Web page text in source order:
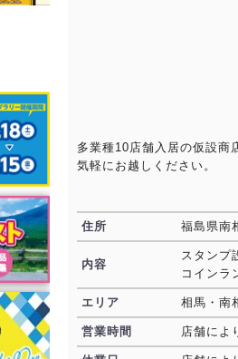
多業種10店舗入居の仮設商
気軽にお越しください。
住所 福島県南
内容
スタンプ
コインラ
エリア 相馬・南
営業時間 店舗によ